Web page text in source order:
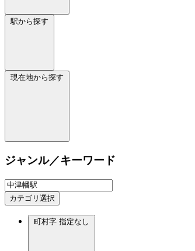
駅から探す
現在地から探す
ジャンル／キーワード
カテゴリ選択
町村字 指定なし